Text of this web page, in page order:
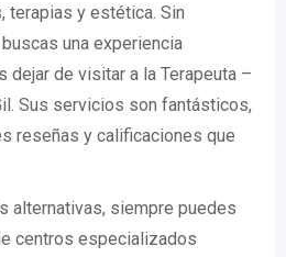
terapias y estética. Sin
una experiencia
dejar de visitar a la Terapeuta –
Sus servicios son fantásticos,
reseñas y calificaciones que
alternativas, siempre puedes
centros especializados